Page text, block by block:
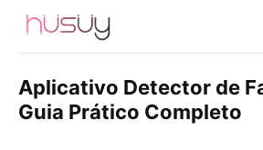
Aplicativo Detector de
Guia Prático Completo